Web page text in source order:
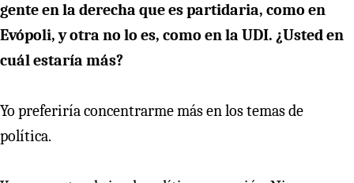
gente en la derecha que es partidaria, como en
Evópoli, y otra no lo es, como en la UDI. ¿Usted en
cuál estaría más?
Yo preferiría concentrarme más en los temas de
política.